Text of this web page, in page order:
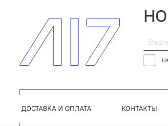
ДОСТАВКА И ОПЛАТА КОНТАКТЫ